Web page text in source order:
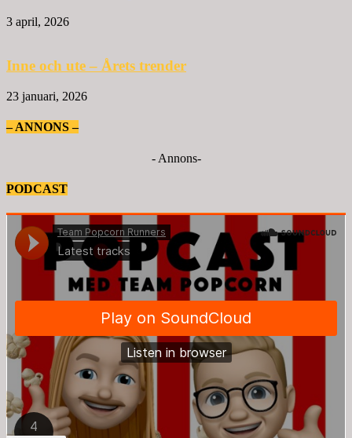
3 april, 2026
Inne och ute – Årets trender
23 januari, 2026
– ANNONS –
- Annons-
PODCAST